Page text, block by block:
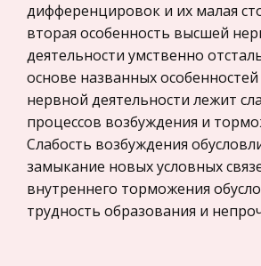
Программное обеспечение
Разное
Уголовное и уголовно-
право
Налоговое право
Техника
Компьютеры,
История экономических
дифференцировок и их малая
вторая особенность высшей
деятельности умственно
основе названных
нервной деятельности лежит
процессов возбуждения и
Слабость возбуждения
замыкание новых условных
внутреннего торможения
трудность образования и